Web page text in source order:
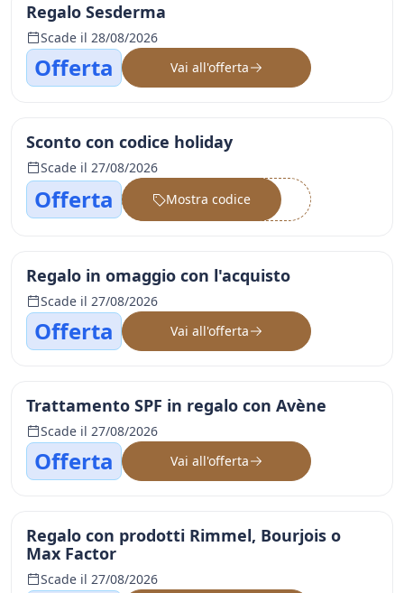
Regalo Sesderma
Scade il 28/08/2026
Offerta Vai all'offerta
Sconto con codice holiday
Scade il 27/08/2026
Offerta ••••••
Mostra codice
Regalo in omaggio con l'acquisto
Scade il 27/08/2026
Offerta Vai all'offerta
Trattamento SPF in regalo con Avène
Scade il 27/08/2026
Offerta Vai all'offerta
Regalo con prodotti Rimmel, Bourjois o
Max Factor
Scade il 27/08/2026